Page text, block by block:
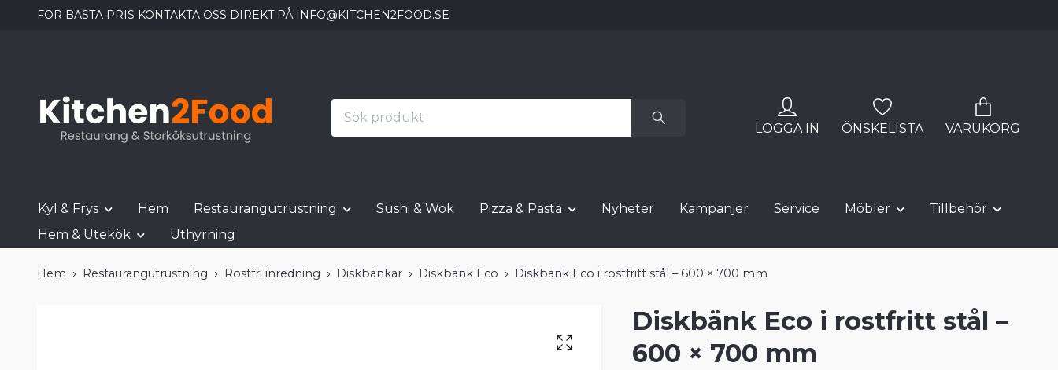
FÖR BÄSTA PRIS KONTAKTA OSS DIREKT PÅ INFO@KITCHEN2FOOD.SE
LOGGA IN ÖNSKELISTA VARUKORG
Kyl & Frys Hem Restaurangutrustning Sushi & Wok Pizza & Pasta Nyheter Kampanjer Service Möbler
Tillbehör
Hem & Utekök
Uthyrning
Hem Restaurangutrustning Rostfri inredning Diskbänkar Diskbänk Eco Diskbänk Eco i rostfritt stål – 600 × 700 mm
Diskbänk Eco i rostfritt stål –
600 × 700 mm